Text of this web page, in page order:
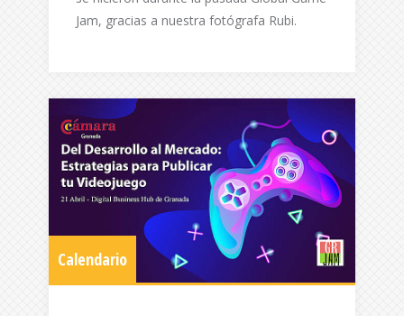
Jam, gracias a nuestra fotógrafa Rubi.
Calendario